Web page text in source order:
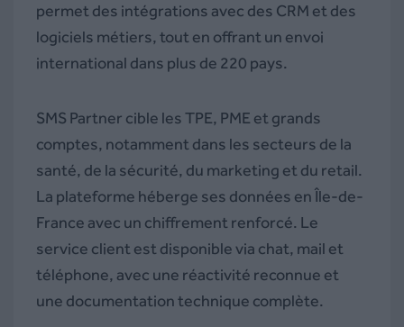
permet des intégrations avec des CRM et des
logiciels métiers, tout en offrant un envoi
international dans plus de 220 pays.
SMS Partner cible les TPE, PME et grands
comptes, notamment dans les secteurs de la
santé, de la sécurité, du marketing et du retail.
La plateforme héberge ses données en Île-de-
France avec un chiffrement renforcé. Le
service client est disponible via chat, mail et
téléphone, avec une réactivité reconnue et
une documentation technique complète.